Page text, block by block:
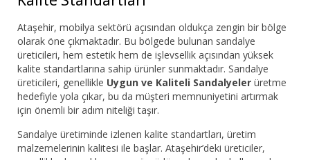
Ataşehir, mobilya sektörü açısından oldukça zengin bir bölge
olarak öne çıkmaktadır. Bu bölgede bulunan sandalye
üreticileri, hem estetik hem de işlevsellik açısından yüksek
kalite standartlarına sahip ürünler sunmaktadır. Sandalye
üreticileri, genellikle Uygun ve Kaliteli Sandalyeler üretme
hedefiyle yola çıkar, bu da müşteri memnuniyetini artırmak
için önemli bir adım niteliği taşır.
Sandalye üretiminde izlenen kalite standartları, üretim
malzemelerinin kalitesi ile başlar. Ataşehir’deki üreticiler,